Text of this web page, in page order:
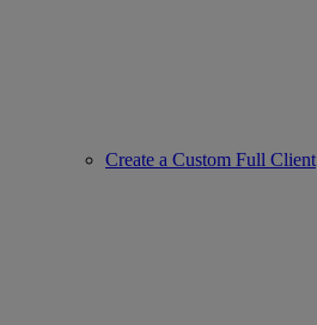
Create a Custom Full Client